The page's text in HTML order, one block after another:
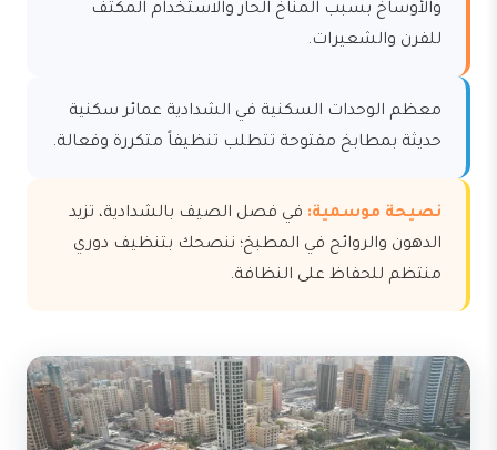
والأوساخ بسبب المناخ الحار والاستخدام المكثف
للفرن والشعيرات.
معظم الوحدات السكنية في الشدادية عمائر سكنية
حديثة بمطابخ مفتوحة تتطلب تنظيفاً متكررة وفعالة.
نصيحة موسمية: في فصل الصيف بالشدادية، تزيد
الدهون والروائح في المطبخ؛ ننصحك بتنظيف دوري
منتظم للحفاظ على النظافة.